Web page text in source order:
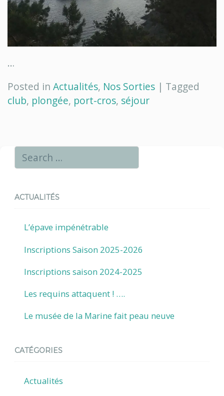
…
Posted in Actualités, Nos Sorties | Tagged
club, plongée, port-cros, séjour
ACTUALITÉS
L’épave impénétrable
Inscriptions Saison 2025-2026
Inscriptions saison 2024-2025
Les requins attaquent ! ….
Le musée de la Marine fait peau neuve
CATÉGORIES
Actualités